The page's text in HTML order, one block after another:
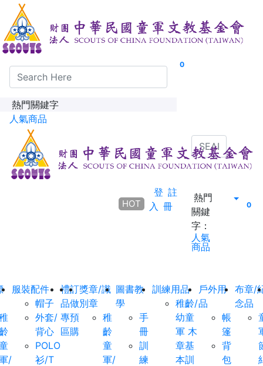
熱門關鍵字
人氣商品
0
HOT
登
入
註
冊
熱門
關鍵
字：
人氣
商品
0
/
服裝配件
帽子
外套/
背心
POLO
衫/T
禮
品
專
區
訂
做
預
購
獎章/識
別章
稚
齡
童
軍/
圖書教
學
手
冊
訓
練
訓練用品
稚齡/
幼童
軍 木
章基
本訓
戶外用
品
帳
篷
背
包
布章/
念品